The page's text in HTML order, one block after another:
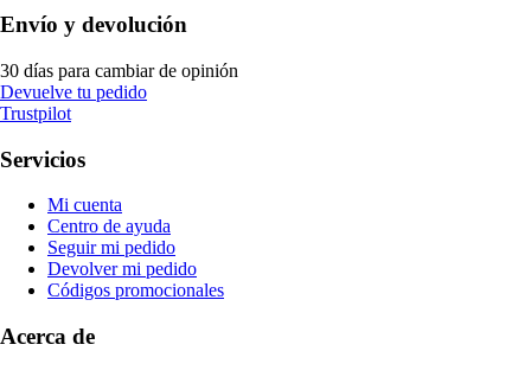
Envío y devolución
30 días para cambiar de opinión
Devuelve tu pedido
Trustpilot
Servicios
Mi cuenta
Centro de ayuda
Seguir mi pedido
Devolver mi pedido
Códigos promocionales
Acerca de